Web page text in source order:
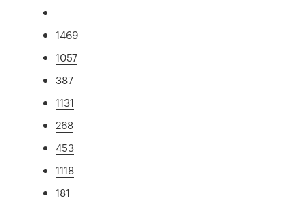
1469
1057
387
1131
268
453
1118
181